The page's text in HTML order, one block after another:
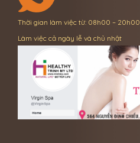
Thời gian làm việc từ: 08h00 – 20h00
Làm việc cả ngày lễ và chủ nhật